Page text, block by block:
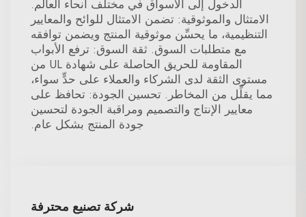
الدخول إلى الأسواق في مختلف أنحاء العالم.
الامتثال والموثوقية: تضمن الامتثال للوائح والمعايير
التنظيمية، ما يحسِّن موثوقية المنتج ويضمن توافقه
مع متطلبات السوق. ثقة السوق: ترفع الأبواب
المقاومة للحريق الحاصلة على شهادة UL من
مستوى الثقة لدى الشركاء والعملاء على حدٍّ سواء،
مما يقلِّل من المخاطر. تحسين الجودة: تحافظ على
معايير الإنتاج والتصميم ومراقبة الجودة لتحسين
جودة المنتج بشكل عام.
شركة تصنيع محترفة